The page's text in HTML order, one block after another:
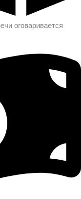
оговаривается